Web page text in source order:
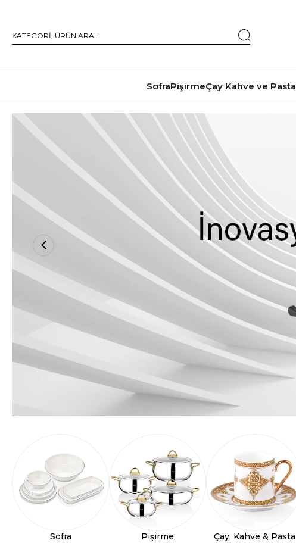
SofraPişirmeÇay Kahve ve Pasta
Sofra Pişirme Çay, Kahve & Pasta